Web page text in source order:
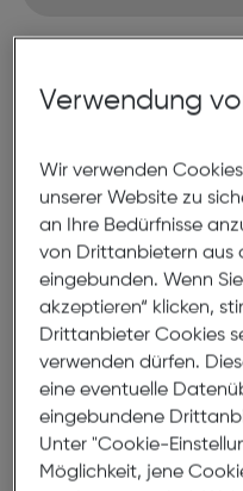
Nicht lagernd
DJI FPV
ArtNr.: 180003001
Zusätzlich zu den Modi
die DJI FPV
der sich besser für
um anspruchsvollere
Verwendung
Wir verwenden
unserer Website zu
an Ihre Bedürfnisse
von Drittanbietern aus
eingebunden. Wenn
akzeptieren“ klicken,
Drittanbieter Cookies
verwenden dürfen.
eine eventuelle
eingebundene
Unter "Cookie-
Möglichkeit, jene